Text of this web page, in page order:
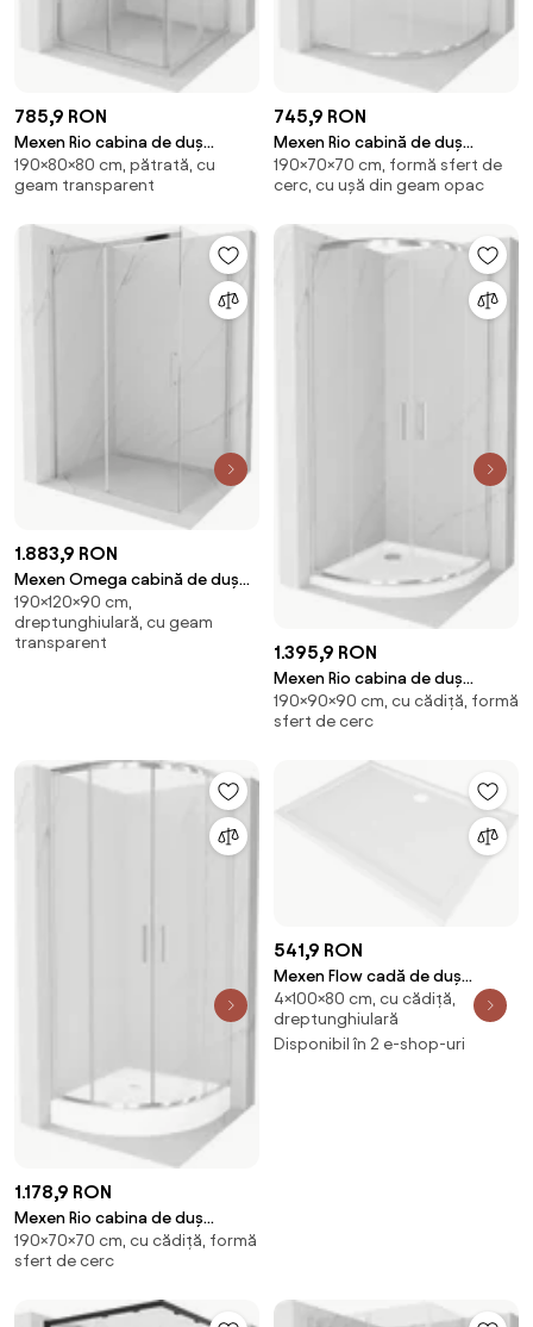
785,9 RON
Mexen Rio cabina de duș
pătrată 80 x 80 cm, dungi albe,
crom - 860-080-080-01-20
190×80×80 cm, pătrată, cu
geam transparent
745,9 RON
Mexen Rio cabină de duș
semicirculară 70 x 70 cm, mat,
crom - 863-070-070-01-30
190×70×70 cm, formă sfert de
cerc, cu ușă din geam opac
1.883,9 RON
Mexen Omega cabină de duș
glisantă 120 x 90 cm,
transparentă, crom - 825-120-
090-01-00
190×120×90 cm,
dreptunghiulară, cu geam
transparent
1.395,9 RON
Mexen Rio cabina de duș
semirotundă 90 x 90 cm,
transparentă, cromată +
190×90×90 cm, cu cădiță, formă
sfert de cerc
1.178,9 RON
Mexen Rio cabina de duș
semirotundă 70 x 70 cm,
șlefuire, crom + cadă de duș,
190×70×70 cm, cu cădiță, formă
sfert de cerc
541,9 RON
Mexen Flow cadă de duș
dreptunghiulară slim 100 x 80
cm, alb lucios - 46R108010
4×100×80 cm, cu cădiță,
dreptunghiulară
Disponibil în 2 e-shop-uri